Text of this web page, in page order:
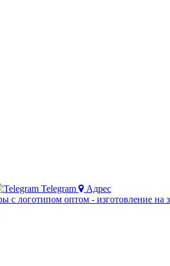
Telegram Адрес